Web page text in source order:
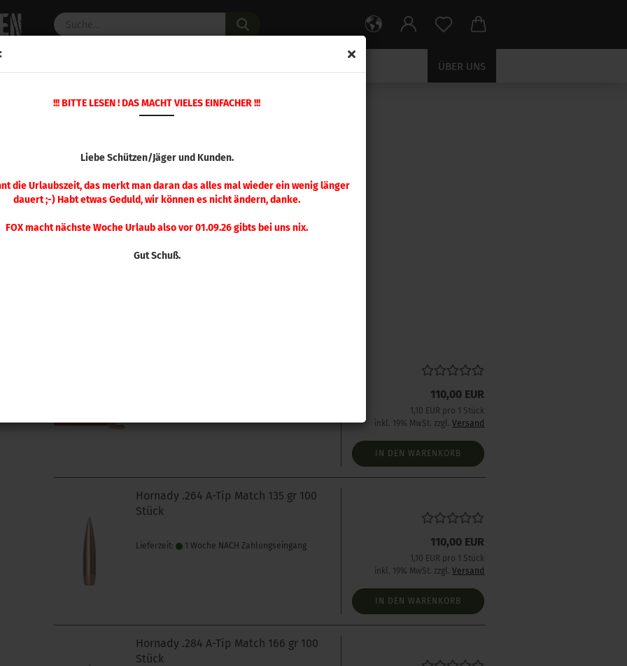
!!! BITTE LESEN ! DAS MACHT VIELES EINFACHER !!!
Liebe Schützen/Jäger und Kunden.
die Urlaubszeit, das merkt man daran das alles mal wieder ein wenig länger
dauert ;-) Habt etwas Geduld, wir können es nicht ändern, danke.
FOX macht nächste Woche Urlaub also vor 01.09.26 gibts bei uns nix.
Gut Schuß.
ÜBER UNS
Startseite » Geschosse » Hornady Geschosse
Sortieren nach
Sortieren nach
110,00 EUR
1,10 EUR pro 1 Stück
inkl. 19% MwSt. zzgl.Versand
IN DEN WARENKORB
Hornady .264 A-Tip Match 135 gr 100
Stück
Lieferzeit: 1 Woche NACH Zahlungseingang 110,00 EUR
1,10 EUR pro 1 Stück
inkl. 19% MwSt. zzgl.Versand
IN DEN WARENKORB
Hornady .284 A-Tip Match 166 gr 100
Stück